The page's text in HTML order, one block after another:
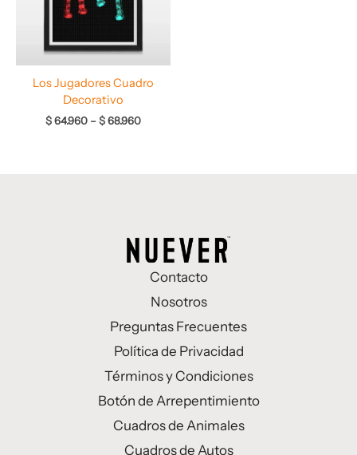
Los Jugadores Cuadro
Decorativo
$64.960 –$68.960
Contacto
Nosotros
Preguntas Frecuentes
Política de Privacidad
Términos y Condiciones
Botón de Arrepentimiento
Cuadros de Animales
Cuadros de Autos